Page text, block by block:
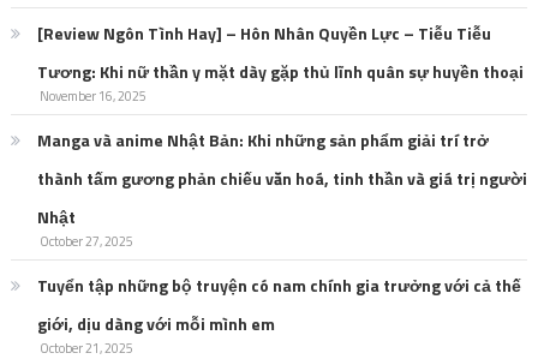
[Review Ngôn Tình Hay] – Hôn Nhân Quyền Lực – Tiễu Tiễu
Tương: Khi nữ thần y mặt dày gặp thủ lĩnh quân sự huyền thoại
November 16, 2025
Manga và anime Nhật Bản: Khi những sản phẩm giải trí trở
thành tấm gương phản chiếu văn hoá, tinh thần và giá trị người
Nhật
October 27, 2025
Tuyển tập những bộ truyện có nam chính gia trưởng với cả thế
giới, dịu dàng với mỗi mình em
October 21, 2025